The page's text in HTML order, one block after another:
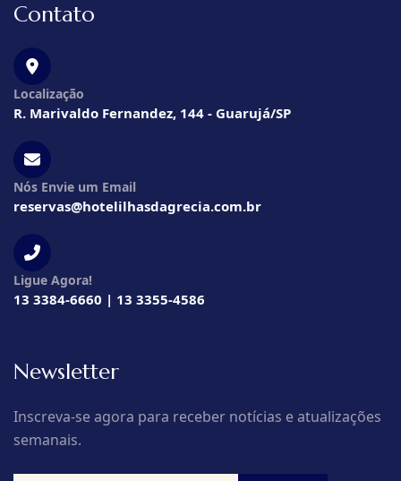
Contato
Localização
R. Marivaldo Fernandez, 144 - Guarujá/SP
Nós Envie um Email
reservas@hotelilhasdagrecia.com.br
Ligue Agora!
13 3384-6660 | 13 3355-4586
Newsletter
Inscreva-se agora para receber notícias e atualizações
semanais.